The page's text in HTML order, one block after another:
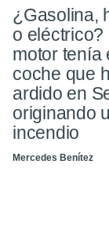
¿Gasolina,
o eléctrico?
motor tenía
coche que
ardido en
originando
incendio
Mercedes Benítez